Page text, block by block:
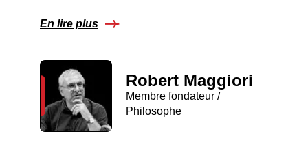
En lire plus
Robert Maggiori
Membre fondateur /
Philosophe